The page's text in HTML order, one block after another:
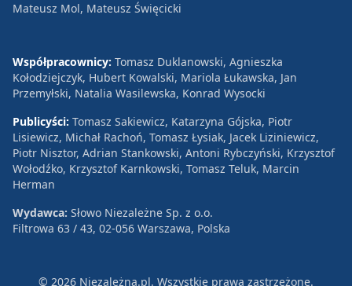
Mateusz Mol, Mateusz Święcicki
Współpracownicy: Tomasz Duklanowski, Agnieszka
Kołodziejczyk, Hubert Kowalski, Mariola Łukawska, Jan
Przemyłski, Natalia Wasilewska, Konrad Wysocki
Publicyści: Tomasz Sakiewicz, Katarzyna Gójska, Piotr
Lisiewicz, Michał Rachoń, Tomasz Łysiak, Jacek Liziniewicz,
Piotr Nisztor, Adrian Stankowski, Antoni Rybczyński, Krzysztof
Wołodźko, Krzysztof Karnkowski, Tomasz Teluk, Marcin
Herman
Wydawca: Słowo Niezależne Sp. z o.o.
Filtrowa 63 / 43, 02-056 Warszawa, Polska
© 2026 Niezależna.pl. Wszystkie prawa zastrzeżone.